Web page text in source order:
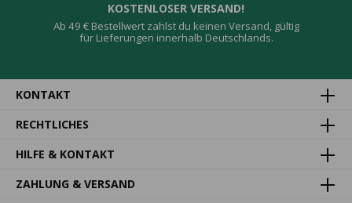
KOSTENLOSER VERSAND!
Ab 49 € Bestellwert zahlst du keinen Versand, gültig
für Lieferungen innerhalb Deutschlands.
KONTAKT
RECHTLICHES
HILFE & KONTAKT
ZAHLUNG & VERSAND